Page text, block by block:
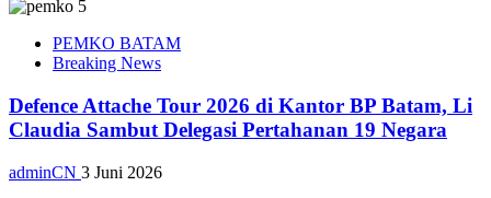
PEMKO BATAM
Breaking News
Defence Attache Tour 2026 di Kantor BP Batam, Li
Claudia Sambut Delegasi Pertahanan 19 Negara
adminCN 3 Juni 2026